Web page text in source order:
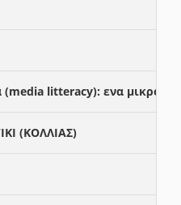
(media litteracy): ενα μικρο
(ΚΟΛΛΙΑΣ)